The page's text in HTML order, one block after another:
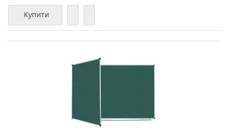
Купити